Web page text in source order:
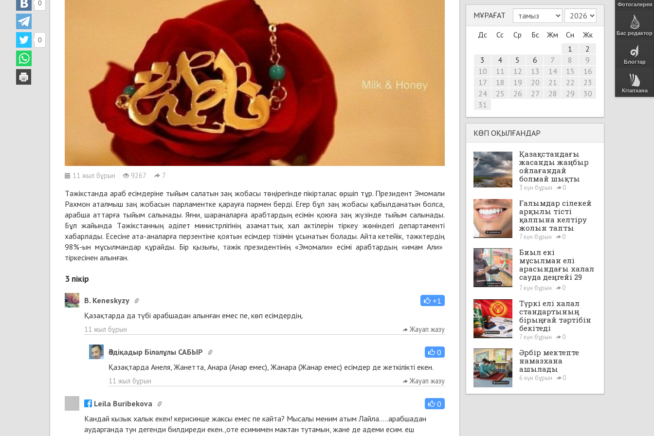
Фотогалерея
Бас редактор
Блогтар
Кітапхана
11 жыл бұрын 9267 7
0
0
Тәжікстанда араб есімдеріне тыйым салатын заң жобасы төңірегінде пікірталас өршіп тұр. Президент Эмомали
Рахмон аталмыш заң жобасын парламентке қарауға пәрмен берді. Егер бұл заң жобасы қабылданатын болса,
арабша аттарға тыйым салынады. Яғни, шараналарға арабтардың есімін қоюға заң жүзінде тыйым салынады.
Бұл жайында Тәжікстанның әділет министрлігінің азаматтық хал актілерін тіркеу жөніндегі департаменті
хабарлады. Есесіне ата-аналарға перзентіне қоятын есімдер тізімін ұсынатын болады. Айта кетейік, тәжктердің
98%-ын мұсылмандар құрайды. Бір қызығы, тәжік президентінің «Эмомали» есімі арабтардың «имам Али»
тіркесінен алынған.
3 пікір
B. Keneskyzy
+1
Қазақтарда да түбі арабшадан алынған емес пе, көп есімдердің.
11 жыл бұрын Жауап жазу
Әбдіқадыр Біләлұлы САБЫР
0
Қазақтарда Анеля, Жанетта, Анара (Анар емес), Жанара (Жанар емес) есімдер де жеткілікті екен.
11 жыл бұрын Жауап жазу
Leila Buribekova
0
Кандай кызык халык екен! керисинше жаксы емес пе кайта? Мысалы меним атым Лайла.....арабшадан
аударганда тун дегенди билдиреди екен.,оте есимимен мактан тутамын, жане де адеми есим. еш
МҰРАҒАТ
Дс
Сс Ср Бс Жм Сн
Жк
1
2
3
4 5 6 7 8
9
10
11 12 13 14 15
16
17
18 19 20 21 22
23
24
25 26 27 28 29
30
31
КӨП ОҚЫЛҒАНДАР
Қазақстандағы
жасанды жаңбыр
ойлағандай
болмай шықты
3 күн бұрын 0
Ғалымдар сілекей
арқылы тісті
қалпына келтіру
жолын тапты
7 күн бұрын 0
Биыл екі
мұсылман елі
арасындағы халал
сауда деңгейі 29
млрд доллардан
асады
7 күн бұрын 0
Түркі елі халал
стандартының
бірыңғай тәртібін
бекітеді
7 күн бұрын 0
Әрбір мектепте
намазхана
ашылады
6 күн бұрын 0